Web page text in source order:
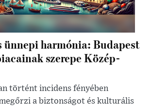
ünnepi harmónia: Budapest
szerepe Közép-
történt incidens fényében
a biztonságot és kulturális